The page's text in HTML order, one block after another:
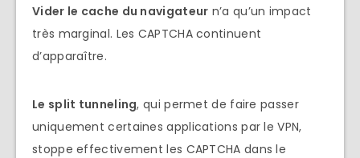
Vider le cache du navigateur n’a qu’un impact
très marginal. Les CAPTCHA continuent
d’apparaître.
Le split tunneling, qui permet de faire passer
uniquement certaines applications par le VPN,
stoppe effectivement les CAPTCHA dans le